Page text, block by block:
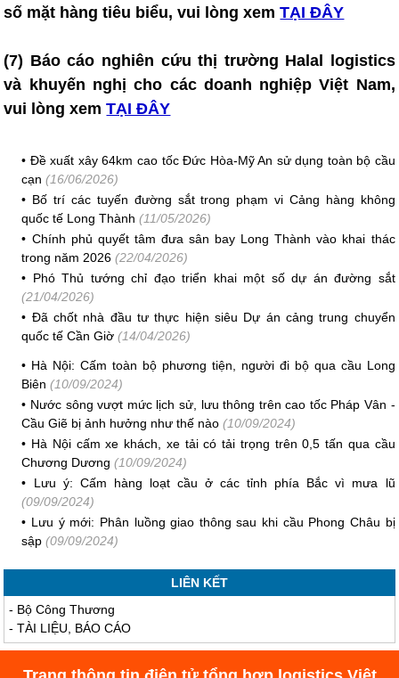
số mặt hàng tiêu biểu, vui lòng xemTẠI ĐÂY
(7) Báo cáo nghiên cứu thị trường Halal logistics
và khuyến nghị cho các doanh nghiệp Việt Nam,
vui lòng xemTẠI ĐÂY
• Đề xuất xây 64km cao tốc Đức Hòa-Mỹ An sử dụng toàn bộ cầu
cạn (16/06/2026)
• Bố trí các tuyến đường sắt trong phạm vi Cảng hàng không
quốc tế Long Thành (11/05/2026)
• Chính phủ quyết tâm đưa sân bay Long Thành vào khai thác
trong năm 2026 (22/04/2026)
• Phó Thủ tướng chỉ đạo triển khai một số dự án đường sắt
(21/04/2026)
• Đã chốt nhà đầu tư thực hiện siêu Dự án cảng trung chuyển
quốc tế Cần Giờ (14/04/2026)
• Hà Nội: Cấm toàn bộ phương tiện, người đi bộ qua cầu Long
Biên (10/09/2024)
• Nước sông vượt mức lịch sử, lưu thông trên cao tốc Pháp Vân -
Cầu Giẽ bị ảnh hưởng như thế nào (10/09/2024)
• Hà Nội cấm xe khách, xe tải có tải trọng trên 0,5 tấn qua cầu
Chương Dương (10/09/2024)
• Lưu ý: Cấm hàng loạt cầu ở các tỉnh phía Bắc vì mưa lũ
(09/09/2024)
• Lưu ý mới: Phân luồng giao thông sau khi cầu Phong Châu bị
sập (09/09/2024)
LIÊN KẾT
- Bộ Công Thương
-TÀI LIỆU, BÁO CÁO